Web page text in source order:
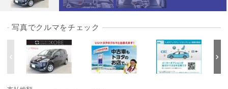
写真でクルマをチェック